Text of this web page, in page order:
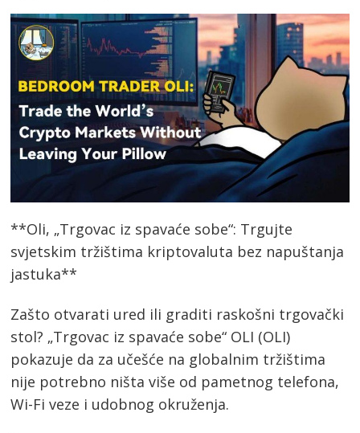
**Oli, „Trgovac iz spavaće sobe“: Trgujte
svjetskim tržištima kriptovaluta bez napuštanja
jastuka**
Zašto otvarati ured ili graditi raskošni trgovački
stol? „Trgovac iz spavaće sobe“ OLI (OLI)
pokazuje da za učešće na globalnim tržištima
nije potrebno ništa više od pametnog telefona,
Wi-Fi veze i udobnog okruženja.